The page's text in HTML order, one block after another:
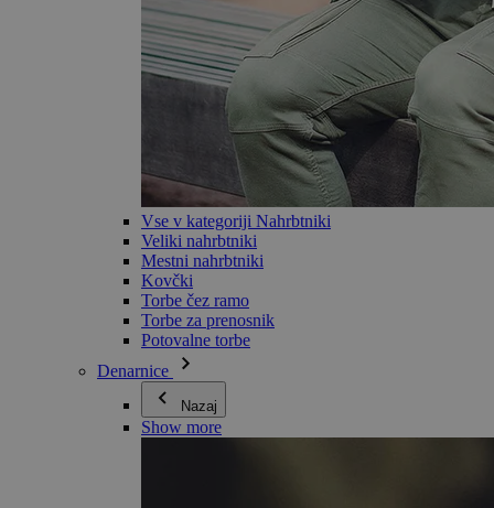
Vse v kategoriji Nahrbtniki
Veliki nahrbtniki
Mestni nahrbtniki
Kovčki
Torbe čez ramo
Torbe za prenosnik
Potovalne torbe
Denarnice
Nazaj
Show more